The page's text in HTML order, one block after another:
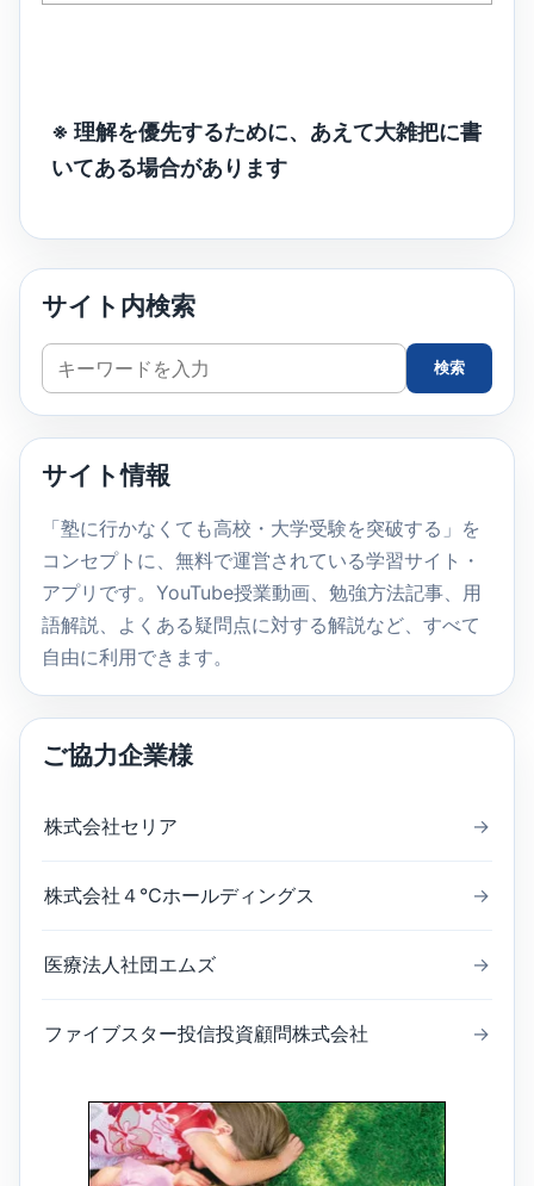
※ 理解を優先するために、あえて大雑把に書
いてある場合があります
サイト内検索
サ
イ
ト
検
索
検索
サイト情報
「塾に行かなくても高校・大学受験を突破する」を
コンセプトに、無料で運営されている学習サイト・
アプリです。YouTube授業動画、勉強方法記事、用
語解説、よくある疑問点に対する解説など、すべて
自由に利用できます。
ご協力企業様
株式会社セリア →
株式会社４℃ホールディングス →
医療法人社団エムズ →
ファイブスター投信投資顧問株式会社 →